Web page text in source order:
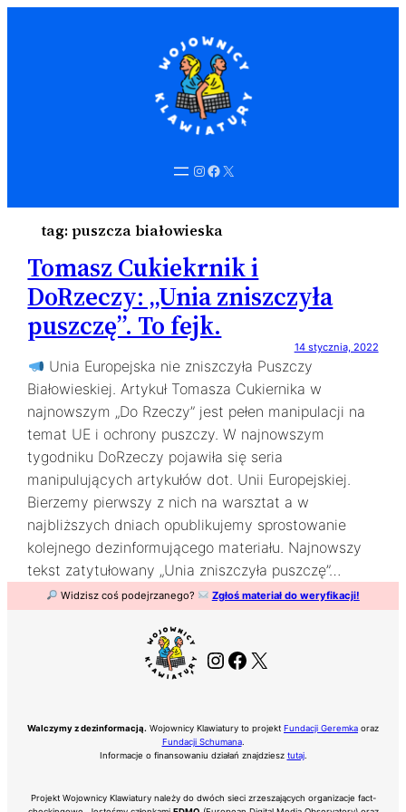
Instagram
Facebook
X
tag: puszcza białowieska
Tomasz Cukiekrnik i
DoRzeczy: „Unia zniszczyła
puszczę”. To fejk.
14 stycznia, 2022
Unia Europejska nie zniszczyła Puszczy
Białowieskiej. Artykuł Tomasza Cukiernika w
najnowszym „Do Rzeczy” jest pełen manipulacji na
temat UE i ochrony puszczy. W najnowszym
tygodniku DoRzeczy pojawiła się seria
manipulujących artykułów dot. Unii Europejskiej.
Bierzemy pierwszy z nich na warsztat a w
najbliższych dniach opublikujemy sprostowanie
kolejnego dezinformującego materiału. Najnowszy
tekst zatytułowany „Unia zniszczyła puszczę”…
Widzisz coś podejrzanego? Zgłoś materiał do weryfikacji!
Instagram
Facebook
X
Walczymy z dezinformacją. Wojownicy Klawiatury to projekt Fundacji Geremka oraz
Fundacji Schumana.
Informacje o finansowaniu działań znajdziesz tutaj.
Projekt Wojownicy Klawiatury należy do dwóch sieci zrzeszających organizacje fact-